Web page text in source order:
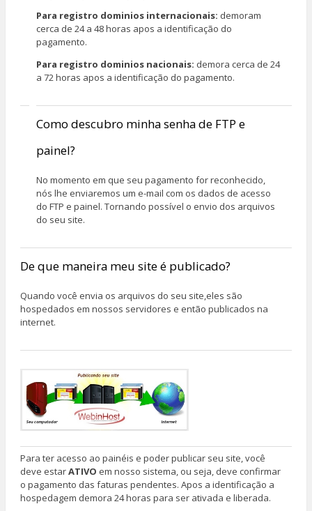
Para registro dominios internacionais: demoram
cerca de 24 a 48 horas apos a identificação do
pagamento.
Para registro dominios nacionais: demora cerca de 24
a 72 horas apos a identificação do pagamento.
Como descubro minha senha de FTP e
painel?
No momento em que seu pagamento for reconhecido,
nós lhe enviaremos um e-mail com os dados de acesso
do FTP e painel. Tornando possível o envio dos arquivos
do seu site.
De que maneira meu site é publicado?
Quando você envia os arquivos do seu site,eles são
hospedados em nossos servidores e então publicados na
internet.
Para ter acesso ao painéis e poder publicar seu site, você
deve estarATIVO em nosso sistema, ou seja, deve confirmar
o pagamento das faturas pendentes. Apos a identificação a
hospedagem demora 24 horas para ser ativada e liberada.